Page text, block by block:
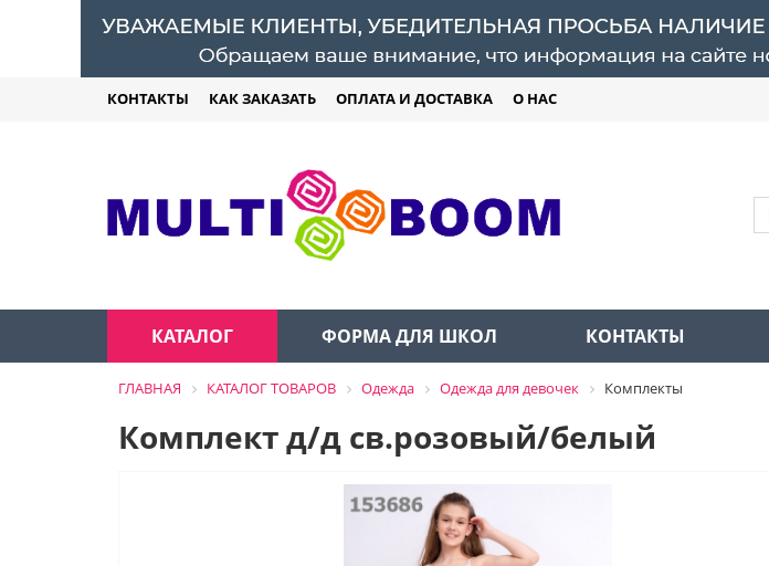
КОНТАКТЫ КАК ЗАКАЗАТЬ ОПЛАТА И ДОСТАВКА О НАС
КАТАЛОГ ФОРМА ДЛЯ ШКОЛ КОНТАКТЫ
ГЛАВНАЯ КАТАЛОГ ТОВАРОВ Одежда Одежда для девочек Комплекты
Комплект д/д св.розовый/белый